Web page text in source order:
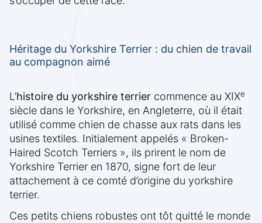
Héritage du Yorkshire Terrier : du chien de travail
au compagnon aimé
L’histoire du yorkshire terrier commence au XIXe
siècle dans le Yorkshire, en Angleterre, où il était
utilisé comme chien de chasse aux rats dans les
usines textiles. Initialement appelés « Broken-
Haired Scotch Terriers », ils prirent le nom de
Yorkshire Terrier en 1870, signe fort de leur
attachement à ce comté d’origine du yorkshire
terrier.
Ces petits chiens robustes ont tôt quitté le monde